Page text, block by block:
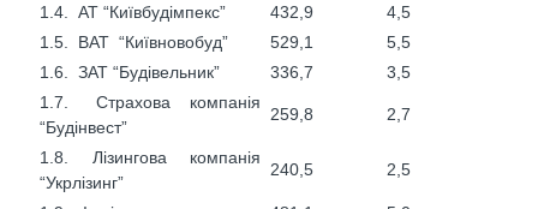
1.4. АТ “Київбудімпекс”
432,9
4,5
1.5. ВАТ “Київновобуд”
529,1
5,5
1.6. ЗАТ “Будівельник”
336,7
3,5
1.7. Страхова компанія
“Будінвест”
259,8 2,7
1.8. Лізингова компанія
“Укрлізинг”
240,5 2,5